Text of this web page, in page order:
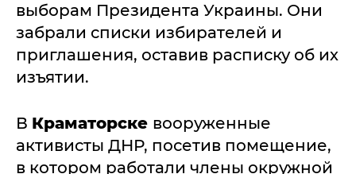
выборам Президента Украины. Они
забрали списки избирателей и
приглашения, оставив расписку об их
изъятии.
В Краматорске вооруженные
активисты ДНР, посетив помещение,
в котором работали члены окружной